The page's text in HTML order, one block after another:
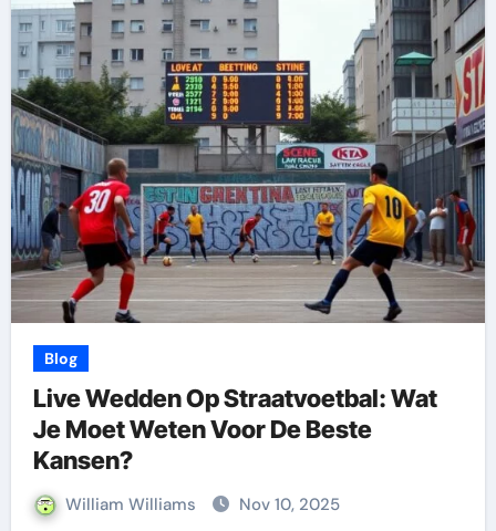
Blog
Live Wedden Op Straatvoetbal: Wat
Je Moet Weten Voor De Beste
Kansen?
William Williams Nov 10, 2025